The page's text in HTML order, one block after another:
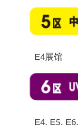
E4展馆